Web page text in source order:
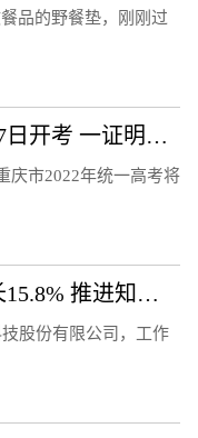
品的野餐垫，刚刚过
重庆2022年统一高考将于6月7日开考 一证明两码入场考试
庆市2022年统一高考将
重庆新增发明专利授权数增长15.8% 推进知识产权强市建设
股份有限公司，工作